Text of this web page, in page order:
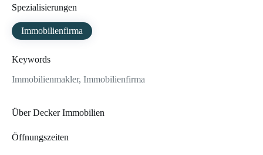
Spezialisierungen
Immobilienfirma
Keywords
Immobilienmakler, Immobilienfirma
Über Decker Immobilien
Öffnungszeiten